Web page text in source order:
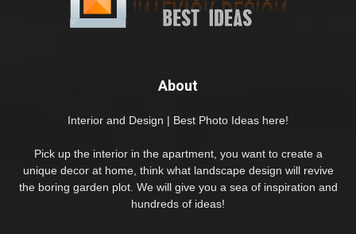
About
Interior and Design | Best Photo Ideas here!
Pick up the interior in the apartment, you want to create a
unique decor at home, think what landscape design will revive
the boring garden plot. We will give you a sea of inspiration and
hundreds of ideas!